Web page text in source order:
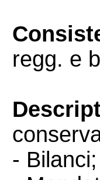
regg. e
- Bilanci;